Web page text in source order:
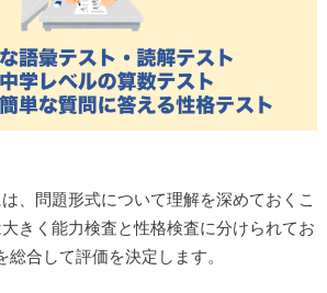
、問題形式について理解を深めておくこ
きく能力検査と性格検査に分けられてお
総合して評価を決定します。